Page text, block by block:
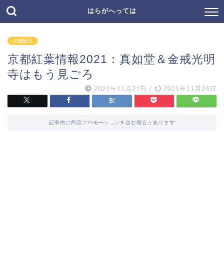
はらがへっては
京都観光
京都紅葉情報2021：真如堂＆金戒光明
寺はもう見ごろ
2021年11月21日 / 2021年11月24日
記事内に商品プロモーションを含む場合があります